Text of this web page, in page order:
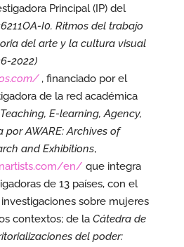
Principal (IP) del
I0. Ritmos del trabajo
del arte y la cultura visual
2022)
, financiado por el
de la red académica
E-learning, Agency,
AWARE: Archives of
and Exhibitions,
en/ que integra
de 13 países, con el
sobre mujeres
contextos; de la Cátedra de
del poder: